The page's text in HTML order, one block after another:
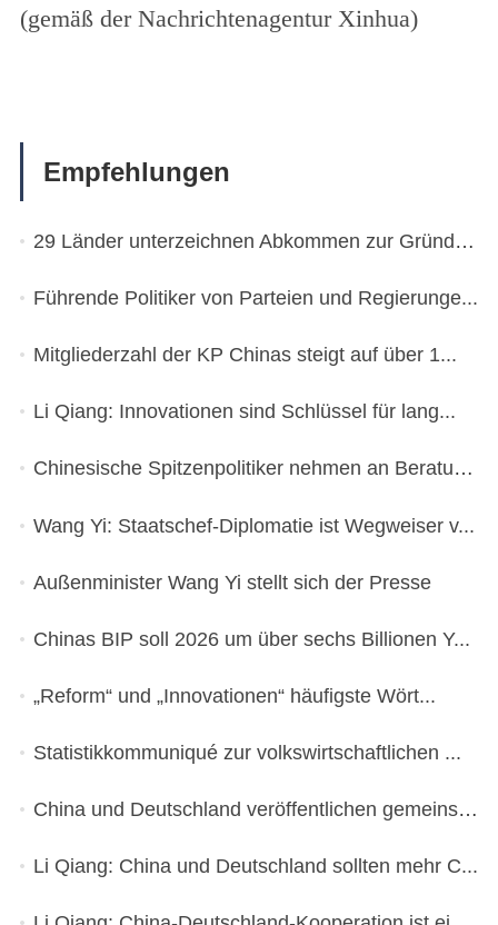
(gemäß der Nachrichtenagentur Xinhua)
Empfehlungen
29 Länder unterzeichnen Abkommen zur Gründung ...
Führende Politiker von Parteien und Regierunge...
Mitgliederzahl der KP Chinas steigt auf über 1...
Li Qiang: Innovationen sind Schlüssel für lang...
Chinesische Spitzenpolitiker nehmen an Beratun...
Wang Yi: Staatschef-Diplomatie ist Wegweiser v...
Außenminister Wang Yi stellt sich der Presse
Chinas BIP soll 2026 um über sechs Billionen Y...
„Reform“ und „Innovationen“ häufigste Wört...
Statistikkommuniqué zur volkswirtschaftlichen ...
China und Deutschland veröffentlichen gemeinsa...
Li Qiang: China und Deutschland sollten mehr C...